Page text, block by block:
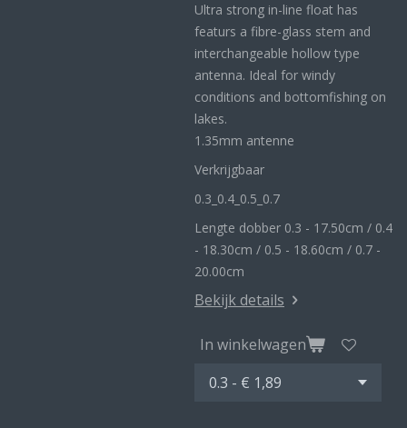
Ultra strong in-line float has
featurs a fibre-glass stem and
interchangeable hollow type
antenna. Ideal for windy
conditions and bottomfishing on
lakes.
1.35mm antenne
Verkrijgbaar
0.3_ 0.4_ 0.5_0.7
Lengte dobber 0.3 - 17.50cm / 0.4
- 18.30cm / 0.5 - 18.60cm / 0.7 -
20.00cm
Bekijk details
In winkelwagen